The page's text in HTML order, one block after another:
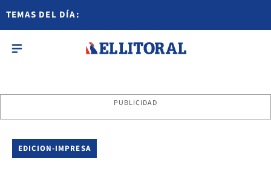
TEMAS DEL DÍA:
PUBLICIDAD
EDICION-IMPRESA